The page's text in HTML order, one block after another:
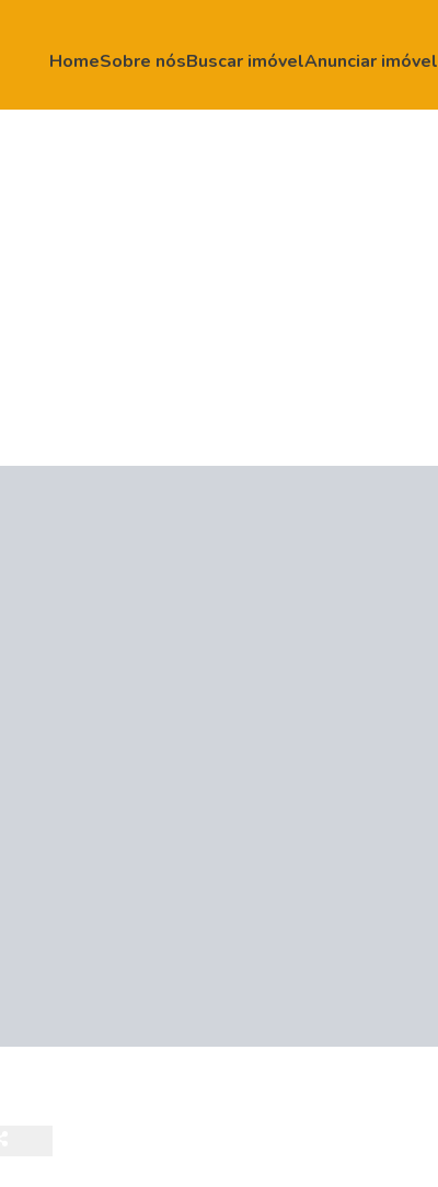
HomeSobre nósBuscar imóvelAnunciar imóvel